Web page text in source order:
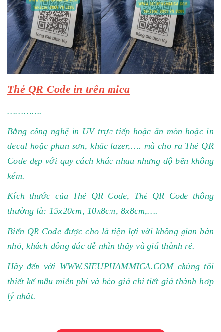
Thẻ QR Code in trên mica
………….
Bằng công nghệ in UV trực tiếp hoặc ăn mòn hoặc in
decal hoặc phun sơn, khắc lazer,…. mà cho ra Thẻ QR
Code đẹp với quy cách khác nhau nhưng độ bền không
kém.
Kích thước của Thẻ QR Code, Thẻ QR Code thông
thường là: 15x20cm, 10x8cm, 8x8cm,….
Biển QR Code được cho là tiện lợi với không gian bàn
nhỏ, khách đông đúc dễ nhìn thấy và giá thành rẻ.
Hãy đến với WWW.SIEUPHAMMICA.COMchúng tôi
thiết kế mẫu miễn phí và báo giá chi tiết giá thành hợp
lý nhất.